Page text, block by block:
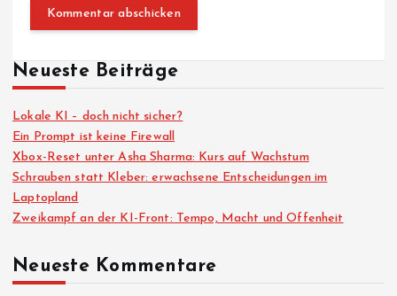
Neueste Beiträge
Lokale KI – doch nicht sicher?
Ein Prompt ist keine Firewall
Xbox-Reset unter Asha Sharma: Kurs auf Wachstum
Schrauben statt Kleber: erwachsene Entscheidungen im
Laptopland
Zweikampf an der KI-Front: Tempo, Macht und Offenheit
Neueste Kommentare